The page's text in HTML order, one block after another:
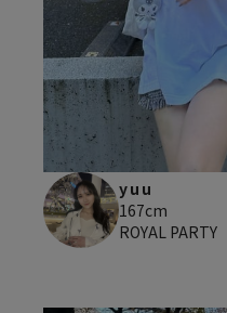
yuu
167cm
ROYAL PARTY